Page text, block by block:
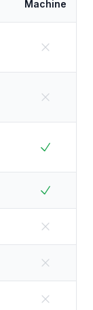
Machine